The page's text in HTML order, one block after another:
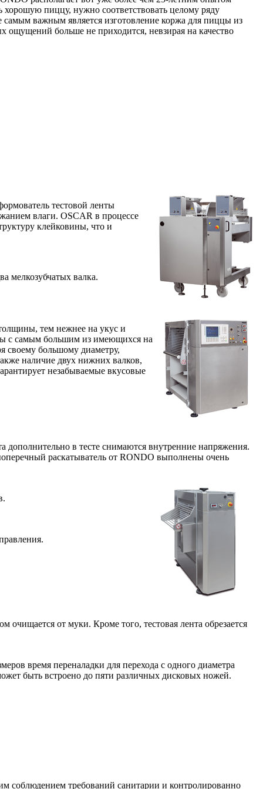
пиццу, нужно соответствовать целому ряду
самым важным является изготовление коржа для пиццы из
ощущений больше не приходится, невзирая на качество
тестовой ленты
влаги. OSCAR в процессе
клейковины, что и
мелкозубчатых валка.
тем нежнее на укус и
с самым большим из имеющихся на
своему большому диаметру,
наличие двух нижних валков,
незабываемые вкусовые
дополнительно в тесте снимаются внутренние напряжения.
раскатыватель от RONDO выполнены очень
от муки. Кроме того, тестовая лента обрезается
время переналадки для перехода с одного диаметра
быть встроено до пяти различных дисковых ножей.
соблюдением требований санитарии и контролированно